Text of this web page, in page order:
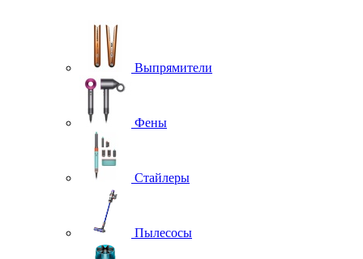
Выпрямители
Фены
Стайлеры
Пылесосы